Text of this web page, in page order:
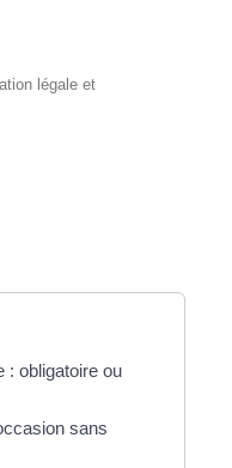
légale et
: obligatoire ou
sans